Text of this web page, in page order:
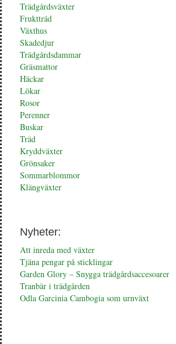
Trädgårdsväxter
Fruktträd
Växthus
Skadedjur
Trädgårdsdammar
Gräsmattor
Häckar
Lökar
Rosor
Perenner
Buskar
Träd
Kryddväxter
Grönsaker
Sommarblommor
Klängväxter
Nyheter:
Att inreda med växter
Tjäna pengar på sticklingar
Garden Glory – Snygga trädgårdsaccesoarer
Tranbär i trädgården
Odla Garcinia Cambogia som urnväxt